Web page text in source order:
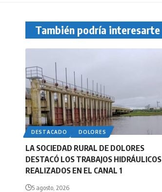
También podría interesarte
DESTACADO DOLORES
LA SOCIEDAD RURAL DE DOLORES
DESTACÓ LOS TRABAJOS HIDRÁULICOS
REALIZADOS EN EL CANAL 1
5 agosto, 2026